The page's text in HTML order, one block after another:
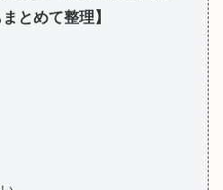
とめて整理】